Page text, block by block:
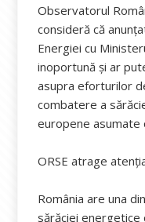
Observatorul
consideră că
Energiei cu
inoportună și ar
asupra eforturilor
combatere a
europene
ORSE atrage
România are una
sărăciei energetice